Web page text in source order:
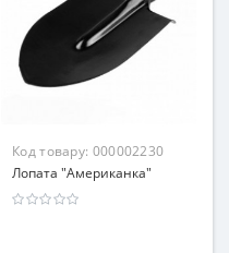
Код товару: 000002230
Лопата "Американка"